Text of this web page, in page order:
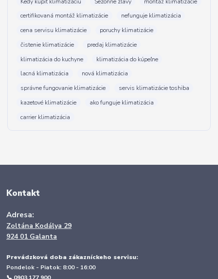
certifikovaná montáž klimatizácie
nefunguje klimatizácia
cena servisu klimatizácie
poruchy klimatizácie
čistenie klimatizácie
predaj klimatizácie
klimatizácia do kuchyne
klimatizácia do kúpeľne
lacná klimatizácia
nová klimatizácia
správne fungovanie klimatizácie
servis klimatizácie toshiba
kazetové klimatizácie
ako funguje klimatizácia
carrier klimatizácia
Kontakt
Adresa:
Zoltána Kodálya 29
924 01 Galanta
Prevádzková doba zákazníckeho servisu:
Pondelok - Piatok: 8:00 - 16:00